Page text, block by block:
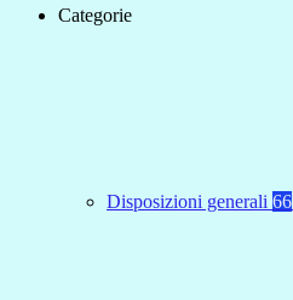
Categorie
Disposizioni generali 66